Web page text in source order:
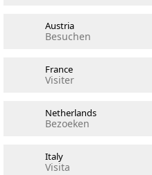
Austria
Besuchen
France
Visiter
Netherlands
Bezoeken
Italy
Visita